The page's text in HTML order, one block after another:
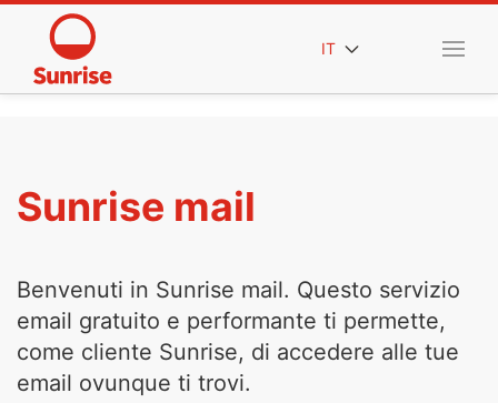
IT
Sunrise mail
Benvenuti in Sunrise mail. Questo servizio
email gratuito e performante ti permette,
come cliente Sunrise, di accedere alle tue
email ovunque ti trovi.